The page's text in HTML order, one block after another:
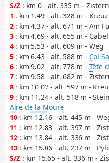
S/Z : km 0 - alt. 335 m -
1 : km 1.49 - alt. 328 m -
2 : km 4.37 - alt. 671 m - Am
3 : km 4.69 - alt. 655 m -
4 : km 5.53 - alt. 609 m - Weg
5 : km 6.43 - alt. 588 m - Col
6 : km 9.02 - alt. 778 m - Tête
7 : km 9.58 - alt. 682 m -
8 : km 10.02 - alt. 597 m -
9 : km 11.24 - alt. 518 m -
Aire de la Moure
10 : km 12.16 - alt. 445 m -
11 : km 12.83 - alt. 397 m -
12 : km 13.84 - alt. 336 m -
13 : km 15.06 - alt. 237 m -
S/Z : km 15.65 - alt. 336 m -